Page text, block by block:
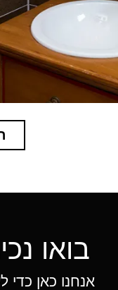
בואו
אנחנו כאן כדי